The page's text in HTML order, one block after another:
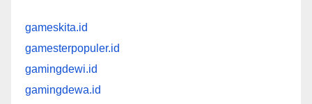
gameskita.id
gamesterpopuler.id
gamingdewi.id
gamingdewa.id